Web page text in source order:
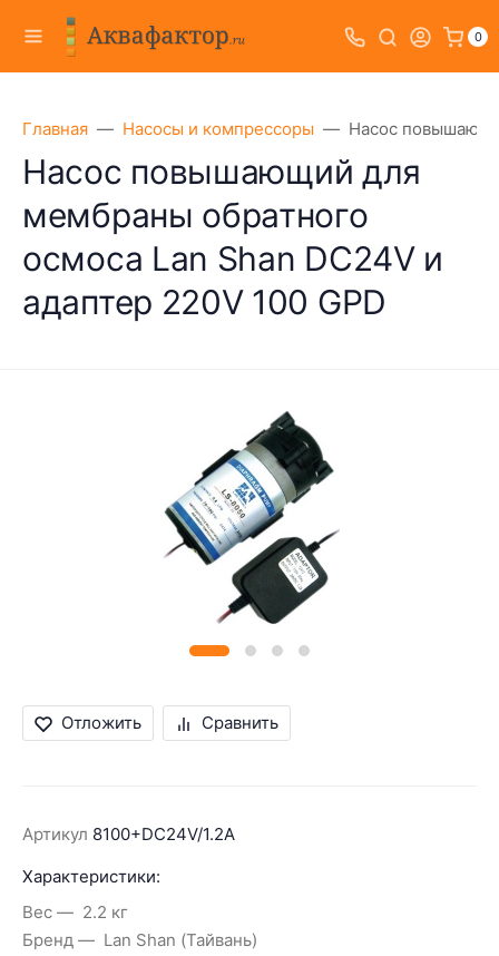
0
Главная Насосы и компрессоры Насос
Насос повышающий для
мембраны обратного
осмоса Lan Shan DC24V и
адаптер 220V 100 GPD
Отложить Сравнить
Артикул 8100+DC24V/1.2A
Характеристики:
Вес
2.2 кг
Бренд
Lan Shan (Тайвань)